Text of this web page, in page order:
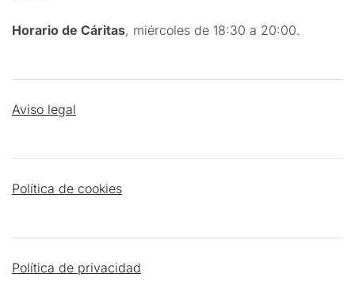
Horario de Cáritas, miércoles de 18:30 a 20:00.
Aviso legal
Política de cookies
Política de privacidad